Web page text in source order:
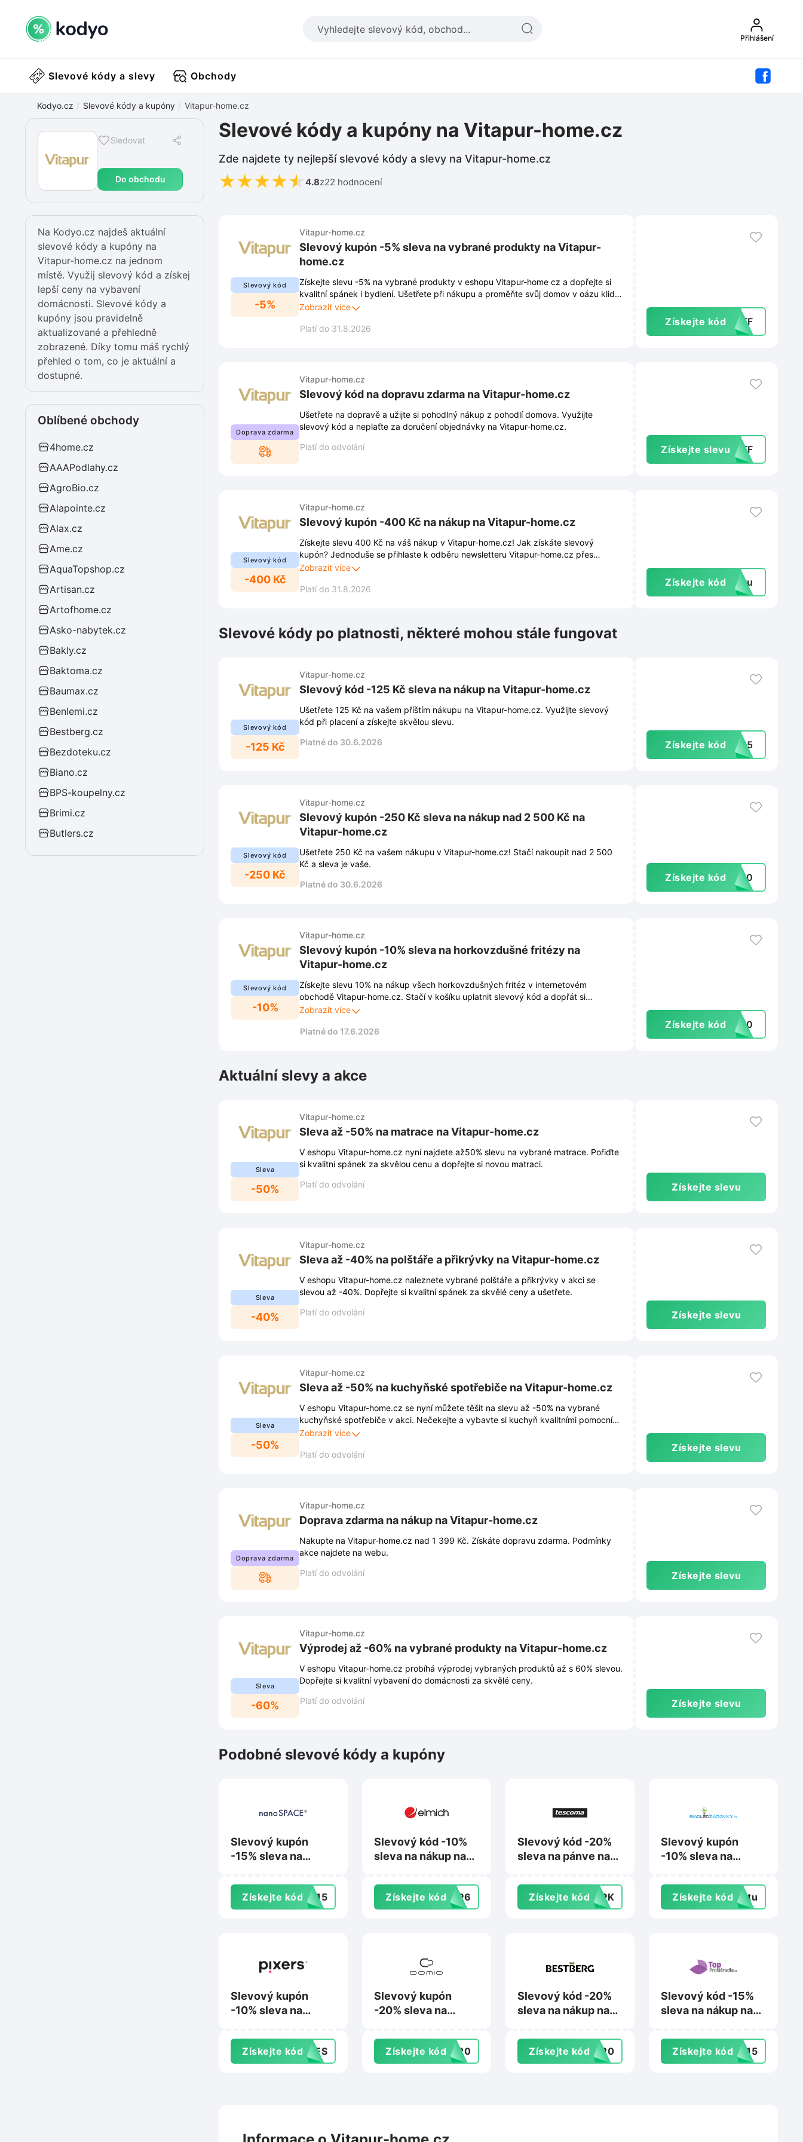
Přihlášení
Slevové kódy a slevy Obchody
Kodyo.cz Slevové kódy a kupóny Vitapur-home.cz
Sledovat
Do obchodu
Slevové kódy a kupóny na Vitapur-home.cz
Zde najdete ty nejlepší slevové kódy a slevy na Vitapur-home.cz
★★★★★ 4.8z22 hodnocení
Na Kodyo.cz najdeš aktuální
slevové kódy a kupóny na
Vitapur-home.cz na jednom
místě. Využij slevový kód a získej
lepší ceny na vybavení
domácnosti. Slevové kódy a
kupóny jsou pravidelně
aktualizované a přehledně
zobrazené. Díky tomu máš rychlý
přehled o tom, co je aktuální a
dostupné.
Oblíbené obchody
4home.cz
AAAPodlahy.cz
AgroBio.cz
Alapointe.cz
Alax.cz
Ame.cz
AquaTopshop.cz
Artisan.cz
Artofhome.cz
Asko-nabytek.cz
Bakly.cz
Baktoma.cz
Baumax.cz
Benlemi.cz
Bestberg.cz
Bezdoteku.cz
Biano.cz
BPS-koupelny.cz
Brimi.cz
Butlers.cz
Slevový kód
-5%
Vitapur-home.cz
Slevový kupón -5% sleva na vybrané produkty na Vitapur-
home.cz
Získejte slevu -5% na vybrané produkty v eshopu Vitapur-home cz a dopřejte si
kvalitní spánek i bydlení. Ušetřete při nákupu a proměňte svůj domov v oázu klidu
a pohody.
Zobrazit více
Platí do 31.8.2026
Získejte kód 5OFF
Doprava zdarma
Vitapur-home.cz
Slevový kód na dopravu zdarma na Vitapur-home.cz
Ušetřete na dopravě a užijte si pohodlný nákup z pohodlí domova. Využijte
slevový kód a neplaťte za doručení objednávky na Vitapur-home.cz.
Platí do odvolání
Získejte slevuYOFF
Slevový kód
-400 Kč
Vitapur-home.cz
Slevový kupón -400 Kč na nákup na Vitapur-home.cz
Získejte slevu 400 Kč na váš nákup v Vitapur-home.cz! Jak získáte slevový
kupón? Jednoduše se přihlaste k odběru newsletteru Vitapur-home.cz přes
vyskakovací okno na jejich stránce. Kromě slevy získáte i přístup k aktuálním
Zobrazit více
Platí do 31.8.2026
Získejte kód extu
Slevové kódy po platnosti, některé mohou stále fungovat
Slevový kód
-125 Kč
Vitapur-home.cz
Slevový kód -125 Kč sleva na nákup na Vitapur-home.cz
Ušetřete 125 Kč na vašem příštím nákupu na Vitapur-home.cz. Využijte slevový
kód při placení a získejte skvělou slevu.
Platné do 30.6.2026
Získejte kód A125
Slevový kód
-250 Kč
Vitapur-home.cz
Slevový kupón -250 Kč sleva na nákup nad 2 500 Kč na
Vitapur-home.cz
Ušetřete 250 Kč na vašem nákupu v Vitapur-home.cz! Stačí nakoupit nad 2 500
Kč a sleva je vaše.
Platné do 30.6.2026
Získejte kódA250
Slevový kód
-10%
Vitapur-home.cz
Slevový kupón -10% sleva na horkovzdušné fritézy na
Vitapur-home.cz
Získejte slevu 10% na nákup všech horkovzdušných fritéz v internetovém
obchodě Vitapur-home.cz. Stačí v košíku uplatnit slevový kód a dopřát si
zdravější přípravu oblíbených pokrmů za výhodnější cenu.
Zobrazit více
Platné do 17.6.2026
Získejte kód AL10
Aktuální slevy a akce
Sleva
-50%
Vitapur-home.cz
Sleva až -50% na matrace na Vitapur-home.cz
V eshopu Vitapur-home.cz nyní najdete až50% slevu na vybrané matrace. Pořiďte
si kvalitní spánek za skvělou cenu a dopřejte si novou matraci.
Platí do odvolání
Získejte slevu
Sleva
-40%
Vitapur-home.cz
Sleva až -40% na polštáře a přikrývky na Vitapur-home.cz
V eshopu Vitapur-home.cz naleznete vybrané polštáře a přikrývky v akci se
slevou až -40%. Dopřejte si kvalitní spánek za skvělé ceny a ušetřete.
Platí do odvolání
Získejte slevu
Sleva
-50%
Vitapur-home.cz
Sleva až -50% na kuchyňské spotřebiče na Vitapur-home.cz
V eshopu Vitapur-home.cz se nyní můžete těšit na slevu až -50% na vybrané
kuchyňské spotřebiče v akci. Nečekejte a vybavte si kuchyň kvalitními pomocníky
za skvělé ceny.
Zobrazit více
Platí do odvolání
Získejte slevu
Doprava zdarma
Vitapur-home.cz
Doprava zdarma na nákup na Vitapur-home.cz
Nakupte na Vitapur-home.cz nad 1 399 Kč. Získáte dopravu zdarma. Podmínky
akce najdete na webu.
Platí do odvolání
Získejte slevu
Sleva
-60%
Vitapur-home.cz
Výprodej až -60% na vybrané produkty na Vitapur-home.cz
V eshopu Vitapur-home.cz probíhá výprodej vybraných produktů až s 60% slevou.
Dopřejte si kvalitní vybavení do domácnosti za skvělé ceny.
Platí do odvolání
Získejte slevu
Podobné slevové kódy a kupóny
Slevový kupón
-15% sleva na
Nanospace.cz
Získejte kód9015
Slevový kód -10%
sleva na nákup na
Získejte kód0EP6
Slevový kód -20%
sleva na pánve na
Získejte kódF3PK
Slevový kupón
-10% sleva na
Smdledzarovky.cz
Získejte kódextu
Slevový kupón
-10% sleva na
Získejte kódSHES
Slevový kupón
-20% sleva na
Získejte kódva20
Slevový kód -20%
sleva na nákup na
Získejte kódST20
Slevový kód -15%
sleva na nákup nad
Topprosteradla.cz
Získejte kódNY15